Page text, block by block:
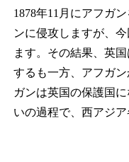
1878年11月にアフガ
ンに侵攻しますが、
ます。その結果、英
するも一方、アフガ
ガンは英国の保護国
いの過程で、西アジ